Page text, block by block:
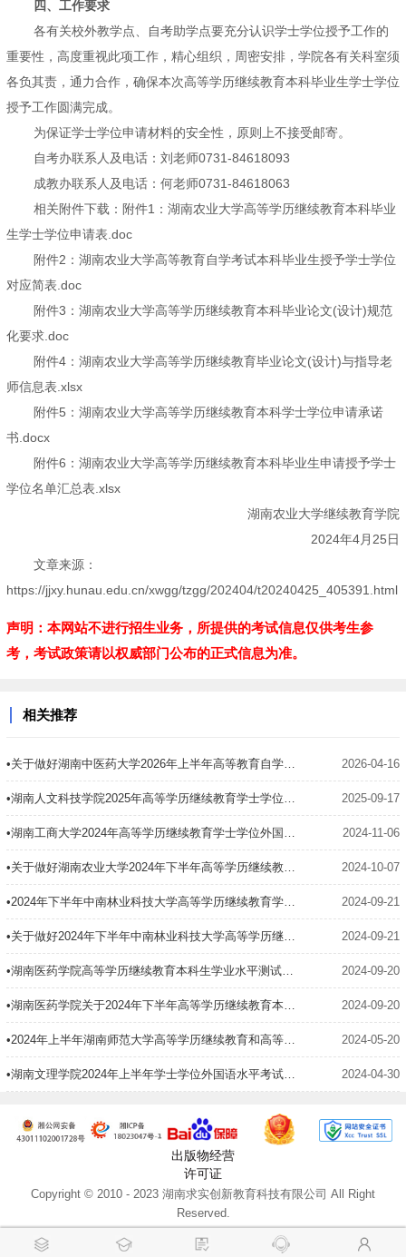
四、工作要求
各有关校外教学点、自考助学点要充分认识学士学位授予工作的
重要性，高度重视此项工作，精心组织，周密安排，学院各有关科室须
各负其责，通力合作，确保本次高等学历继续教育本科毕业生学士学位
授予工作圆满完成。
为保证学士学位申请材料的安全性，原则上不接受邮寄。
自考办联系人及电话：刘老师0731-84618093
成教办联系人及电话：何老师0731-84618063
相关附件下载：附件1：湖南农业大学高等学历继续教育本科毕业
生学士学位申请表.doc
附件2：湖南农业大学高等教育自学考试本科毕业生授予学士学位
对应简表.doc
附件3：湖南农业大学高等学历继续教育本科毕业论文(设计)规范
化要求.doc
附件4：湖南农业大学高等学历继续教育毕业论文(设计)与指导老
师信息表.xlsx
附件5：湖南农业大学高等学历继续教育本科学士学位申请承诺
书.docx
附件6：湖南农业大学高等学历继续教育本科毕业生申请授予学士
学位名单汇总表.xlsx
湖南农业大学继续教育学院
2024年4月25日
文章来源：
https://jjxy.hunau.edu.cn/xwgg/tzgg/202404/t20240425_405391.html
声明：本网站不进行招生业务，所提供的考试信息仅供考生参
考，考试政策请以权威部门公布的正式信息为准。
相关推荐
•关于做好湖南中医药大学2026年上半年高等教育自学考试学士学位考试报名工作的通知 2026-04-16
•湖南人文科技学院2025年高等学历继续教育学士学位外语考试通知 2025-09-17
•湖南工商大学2024年高等学历继续教育学士学位外国语水平考试报考通知 2024-11-06
•关于做好湖南农业大学2024年下半年高等学历继续教育学士学位外语水平考试报名工作的通知 2024-10-07
•2024年下半年中南林业科技大学高等学历继续教育学士学位外国语水平考试网上报名操作手册 2024-09-21
•关于做好2024年下半年中南林业科技大学高等学历继续教育学士学位外国语水平考试的通知 2024-09-21
•湖南医药学院高等学历继续教育本科生学业水平测试考试报名操作手册（简易版） 2024-09-20
•湖南医药学院关于2024年下半年高等学历继续教育本科生学业水平测试考试报名工作的通知 2024-09-20
•2024年上半年湖南师范大学高等学历继续教育和高等教育自学考试本科生学士学位外国语水平考试报考通知 2024-05-20
•湖南文理学院2024年上半年学士学位外国语水平考试报名工作的通知 2024-04-30
出版物经营
许可证
Copyright © 2010 - 2023 湖南求实创新教育科技有限公司 All Right
Reserved.